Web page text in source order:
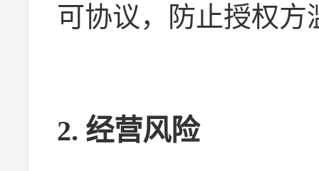
可协议，防止授权方
2. 经营风险